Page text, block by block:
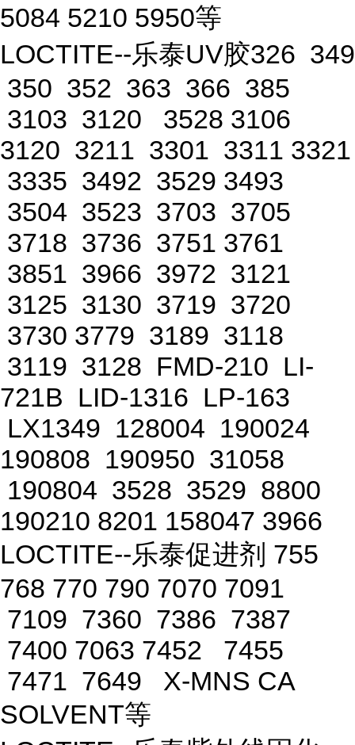
5084 5210 5950等
LOCTITE--乐泰UV胶326 349
350 352 363 366 385
3103 3120 3528 3106
3120 3211 3301 3311 3321
3335 3492 3529 3493
3504 3523 3703 3705
3718 3736 3751 3761
3851 3966 3972 3121
3125 3130 3719 3720
3730 3779 3189 3118
3119 3128 FMD-210 LI-
721B LID-1316 LP-163
LX1349 128004 190024
190808 190950 31058
190804 3528 3529 8800
190210 8201 158047 3966
LOCTITE--乐泰促进剂 755
768 770 790 7070 7091
7109 7360 7386 7387
7400 7063 7452 7455
7471 7649 X-MNS CA
SOLVENT等